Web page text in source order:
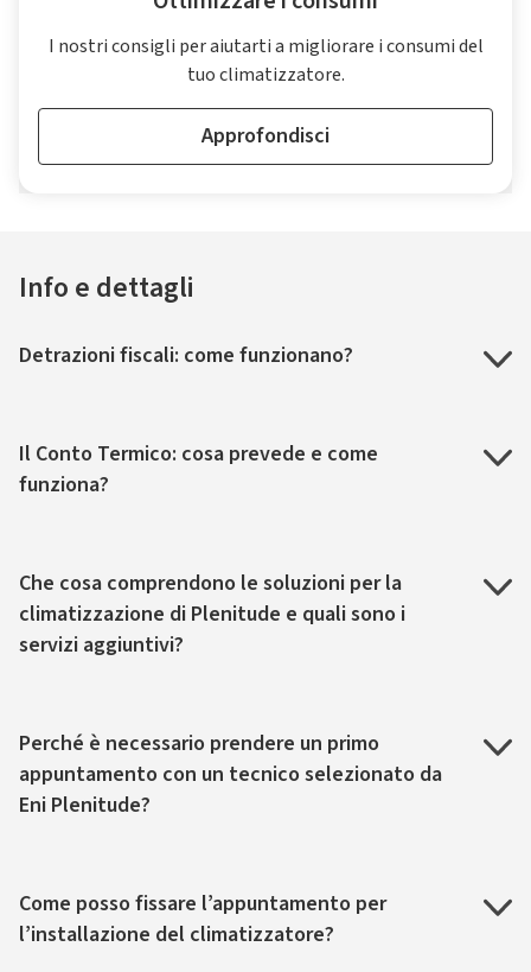
I nostri consigli per aiutarti a migliorare i consumi del
tuo climatizzatore.
Approfondisci
Info e dettagli
Detrazioni fiscali: come funzionano?
Il Conto Termico: cosa prevede e come
funziona?
Che cosa comprendono le soluzioni per la
climatizzazione di Plenitude e quali sono i
servizi aggiuntivi?
Perché è necessario prendere un primo
appuntamento con un tecnico selezionato da
Eni Plenitude?
Come posso fissare l’appuntamento per
l’installazione del climatizzatore?